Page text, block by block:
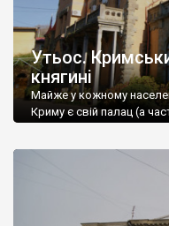
Утьос.
княгині
Майже у кожному
Криму є свій палац (а